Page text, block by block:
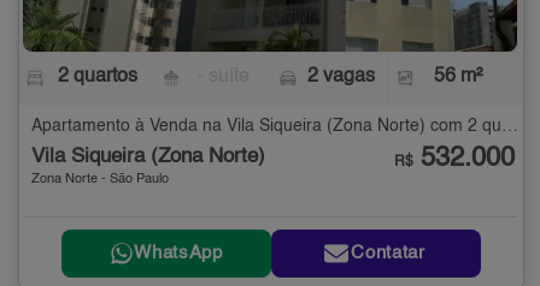
2 quartos 2 vagas 56 m²
Vila Siqueira (Zona Norte)
Zona Norte - São Paulo
R$ 532.000
WhatsApp Contatar